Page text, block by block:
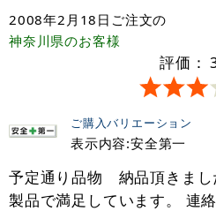
2008年2月18日 ご注文の
神奈川県のお客様
評価：
ご購入バリエーション
表示内容:安全第一
予定通り品物 納品頂きまし
製品で満足しています。 連